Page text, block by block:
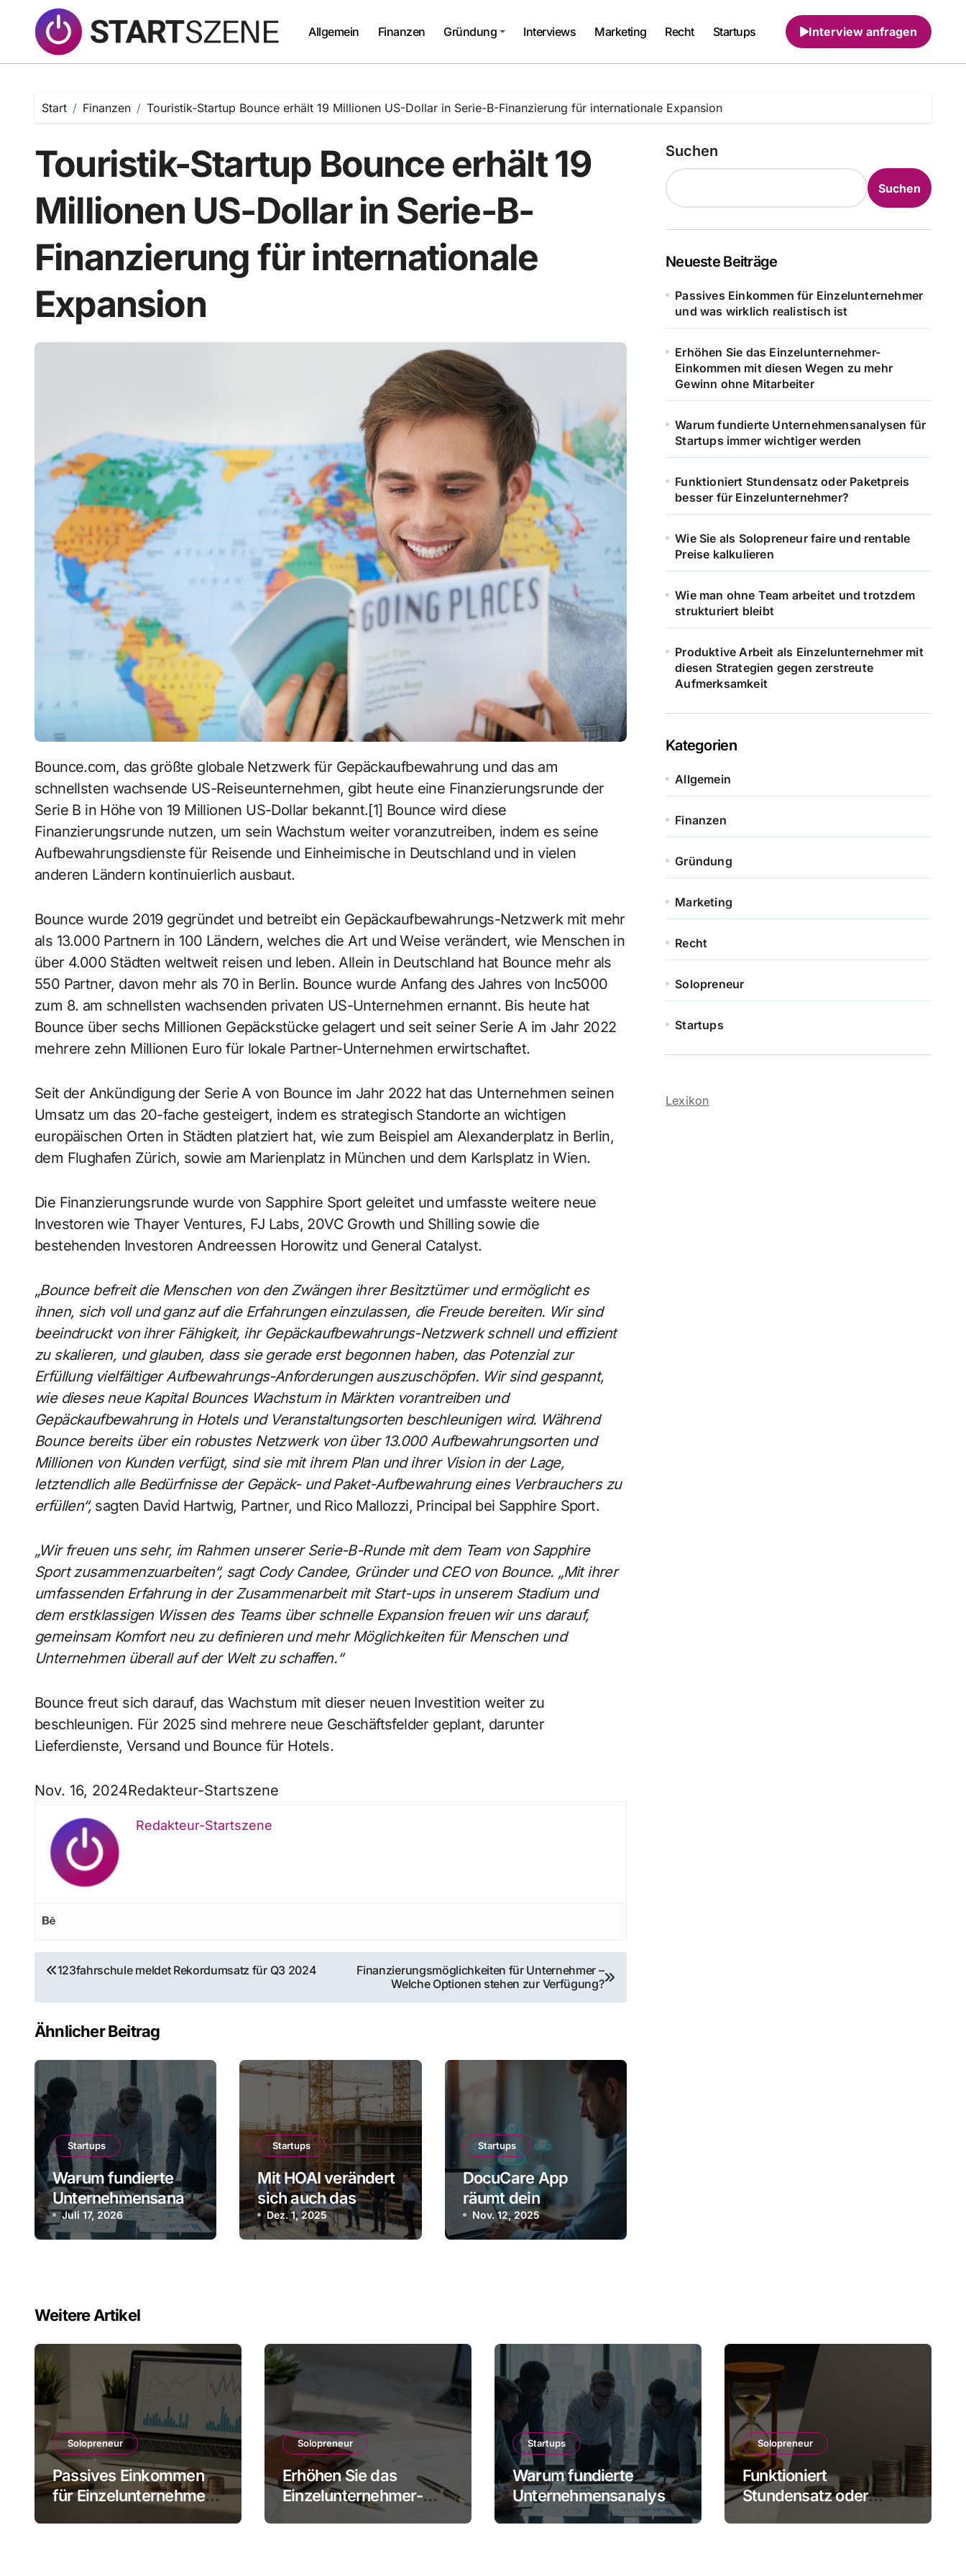
springen
Allgemein Finanzen Gründung Interviews Marketing Recht Startups Interview anfragen
Start Finanzen Touristik-Startup Bounce erhält 19 Millionen US-Dollar in Serie-B-Finanzierung für internationale Expansion
Touristik-Startup Bounce erhält 19
Millionen US-Dollar in Serie-B-
Finanzierung für internationale
Expansion
Bounce.com, das größte globale Netzwerk für Gepäckaufbewahrung und das am
schnellsten wachsende US-Reiseunternehmen, gibt heute eine Finanzierungsrunde der
Serie B in Höhe von 19 Millionen US-Dollar bekannt.[1] Bounce wird diese
Finanzierungsrunde nutzen, um sein Wachstum weiter voranzutreiben, indem es seine
Aufbewahrungsdienste für Reisende und Einheimische in Deutschland und in vielen
anderen Ländern kontinuierlich ausbaut.
Bounce wurde 2019 gegründet und betreibt ein Gepäckaufbewahrungs-Netzwerk mit mehr
als 13.000 Partnern in 100 Ländern, welches die Art und Weise verändert, wie Menschen in
über 4.000 Städten weltweit reisen und leben. Allein in Deutschland hat Bounce mehr als
550 Partner, davon mehr als 70 in Berlin. Bounce wurde Anfang des Jahres von Inc5000
zum 8. am schnellsten wachsenden privaten US-Unternehmen ernannt. Bis heute hat
Bounce über sechs Millionen Gepäckstücke gelagert und seit seiner Serie A im Jahr 2022
mehrere zehn Millionen Euro für lokale Partner-Unternehmen erwirtschaftet.
Seit der Ankündigung der Serie A von Bounce im Jahr 2022 hat das Unternehmen seinen
Umsatz um das 20-fache gesteigert, indem es strategisch Standorte an wichtigen
europäischen Orten in Städten platziert hat, wie zum Beispiel am Alexanderplatz in Berlin,
dem Flughafen Zürich, sowie am Marienplatz in München und dem Karlsplatz in Wien.
Die Finanzierungsrunde wurde von Sapphire Sport geleitet und umfasste weitere neue
Investoren wie Thayer Ventures, FJ Labs, 20VC Growth und Shilling sowie die
bestehenden Investoren Andreessen Horowitz und General Catalyst.
„Bounce befreit die Menschen von den Zwängen ihrer Besitztümer und ermöglicht es
ihnen, sich voll und ganz auf die Erfahrungen einzulassen, die Freude bereiten. Wir sind
beeindruckt von ihrer Fähigkeit, ihr Gepäckaufbewahrungs-Netzwerk schnell und effizient
zu skalieren, und glauben, dass sie gerade erst begonnen haben, das Potenzial zur
Erfüllung vielfältiger Aufbewahrungs-Anforderungen auszuschöpfen. Wir sind gespannt,
wie dieses neue Kapital Bounces Wachstum in Märkten vorantreiben und
Gepäckaufbewahrung in Hotels und Veranstaltungsorten beschleunigen wird. Während
Bounce bereits über ein robustes Netzwerk von über 13.000 Aufbewahrungsorten und
Millionen von Kunden verfügt, sind sie mit ihrem Plan und ihrer Vision in der Lage,
letztendlich alle Bedürfnisse der Gepäck- und Paket-Aufbewahrung eines Verbrauchers zu
erfüllen“, sagten David Hartwig, Partner, und Rico Mallozzi, Principal bei Sapphire Sport.
„Wir freuen uns sehr, im Rahmen unserer Serie-B-Runde mit dem Team von Sapphire
Sport zusammenzuarbeiten“, sagt Cody Candee, Gründer und CEO von Bounce. „Mit ihrer
umfassenden Erfahrung in der Zusammenarbeit mit Start-ups in unserem Stadium und
dem erstklassigen Wissen des Teams über schnelle Expansion freuen wir uns darauf,
gemeinsam Komfort neu zu definieren und mehr Möglichkeiten für Menschen und
Unternehmen überall auf der Welt zu schaffen.“
Bounce freut sich darauf, das Wachstum mit dieser neuen Investition weiter zu
beschleunigen. Für 2025 sind mehrere neue Geschäftsfelder geplant, darunter
Lieferdienste, Versand und Bounce für Hotels.
Nov. 16, 2024Redakteur-Startszene
Redakteur-Startszene
Beitragsnavigation
123fahrschule meldet Rekordumsatz für Q3 2024
Finanzierungsmöglichkeiten für Unternehmer –
Welche Optionen stehen zur Verfügung?
Ähnlicher Beitrag
Startups
Warum fundierte
Unternehmensanaly
sen für Startups
immer wichtiger
Juli 17, 2026
Startups
Mit HOAI verändert
sich auch das
Bauen für Startups
Dez. 1, 2025
Startups
DocuCare App
räumt dein
Dokumentenchaos
auf – und das
Nov. 12, 2025
Suchen
Suchen
Neueste Beiträge
Passives Einkommen für Einzelunternehmer
und was wirklich realistisch ist
Erhöhen Sie das Einzelunternehmer-
Einkommen mit diesen Wegen zu mehr
Gewinn ohne Mitarbeiter
Warum fundierte Unternehmensanalysen für
Startups immer wichtiger werden
Funktioniert Stundensatz oder Paketpreis
besser für Einzelunternehmer?
Wie Sie als Solopreneur faire und rentable
Preise kalkulieren
Wie man ohne Team arbeitet und trotzdem
strukturiert bleibt
Produktive Arbeit als Einzelunternehmer mit
diesen Strategien gegen zerstreute
Aufmerksamkeit
Kategorien
Allgemein
Finanzen
Gründung
Marketing
Recht
Solopreneur
Startups
Lexikon
Weitere Artikel
Solopreneur
Passives Einkommen
für Einzelunternehmer
Solopreneur
Erhöhen Sie das
Einzelunternehmer-
Einkommen mit diesen
Startups
Warum fundierte
Unternehmensanalysen
für Startups immer
Solopreneur
Funktioniert
Stundensatz oder